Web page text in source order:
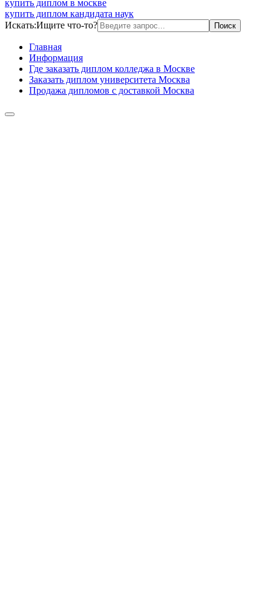
купить диплом в москве
купить диплом кандидата наук
Искать:Ищите что-то?
Главная
Информация
Где заказать диплом колледжа в Москве
Заказать диплом университета Москва
Продажа дипломов с доставкой Москва